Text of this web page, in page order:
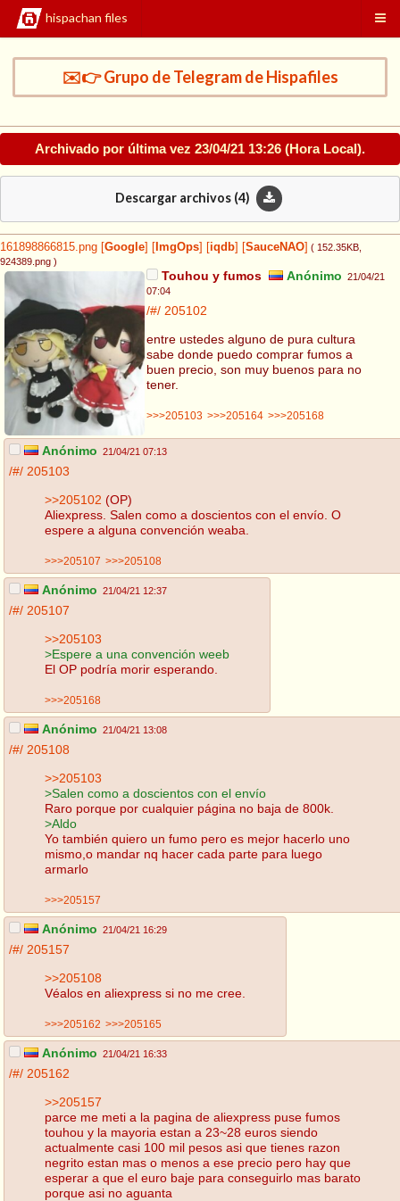
hispachan files
✉️👉 Grupo de Telegram de Hispafiles
Archivado por última vez 23/04/21 13:26 (Hora Local).
Descargar archivos (4)
161898866815.png Google ImgOps iqdb SauceNAO ( 152.35KB
924389.png )
Touhou y fumos Anónimo 21/04/21
07:04
/#/ 205102
entre ustedes alguno de pura cultura
sabe donde puedo comprar fumos a
buen precio, son muy buenos para no
tener.
>>>205103 >>>205164 >>>205168
Anónimo 21/04/21 07:13
/#/ 205103
>>205102 (OP)
Aliexpress. Salen como a doscientos con el envío. O
espere a alguna convención weaba.
>>>205107 >>>205108
Anónimo 21/04/21 12:37
/#/ 205107
>>205103
>Espere a una convención weeb
El OP podría morir esperando.
>>>205168
Anónimo 21/04/21 13:08
/#/ 205108
>>205103
>Salen como a doscientos con el envío
Raro porque por cualquier página no baja de 800k.
>Aldo
Yo también quiero un fumo pero es mejor hacerlo uno
mismo,o mandar nq hacer cada parte para luego
armarlo
>>>205157
Anónimo 21/04/21 16:29
/#/ 205157
>>205108
Véalos en aliexpress si no me cree.
>>>205162 >>>205165
Anónimo 21/04/21 16:33
/#/ 205162
>>205157
parce me meti a la pagina de aliexpress puse fumos
touhou y la mayoria estan a 23~28 euros siendo
actualmente casi 100 mil pesos asi que tienes razon
negrito estan mas o menos a ese precio pero hay que
esperar a que el euro baje para conseguirlo mas barato
porque asi no aguanta